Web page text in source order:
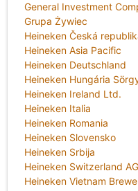
General Investment
Grupa Żywiec
Heineken Česká
Heineken Asia Pacific
Heineken Deutschland
Heineken Hungária
Heineken Ireland Ltd.
Heineken Italia
Heineken Romania
Heineken Slovensko
Heineken Srbija
Heineken Switzerland AG
Heineken Vietnam